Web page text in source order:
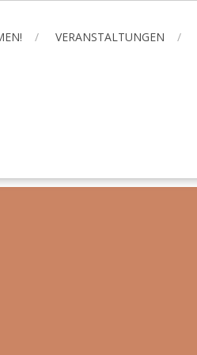
VERANSTALTUNGEN